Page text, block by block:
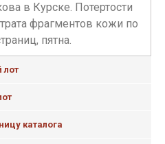
в Курске. Потертости
фрагментов кожи по
пятна.
лот
каталога